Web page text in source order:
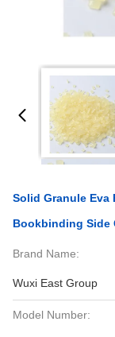
Solid Granule Eva
Bookbinding Side
Brand Name:
Wuxi East Group
Model Number: